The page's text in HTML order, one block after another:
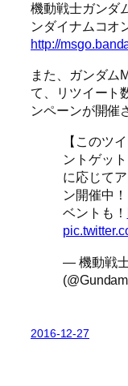
機動戦士ガンダ
ンダイナムコオ
http://
また、ガンダム
て、リツイート
ンペーンが開催
【このツ
ントゲッ
に応じて
ン開催中
ベントも！
— 機動戦
2016-12-27